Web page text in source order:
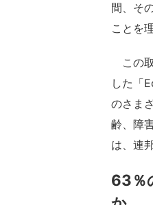
間、そ
ことを
この
した「
のさま
齢、障
は、連
63％